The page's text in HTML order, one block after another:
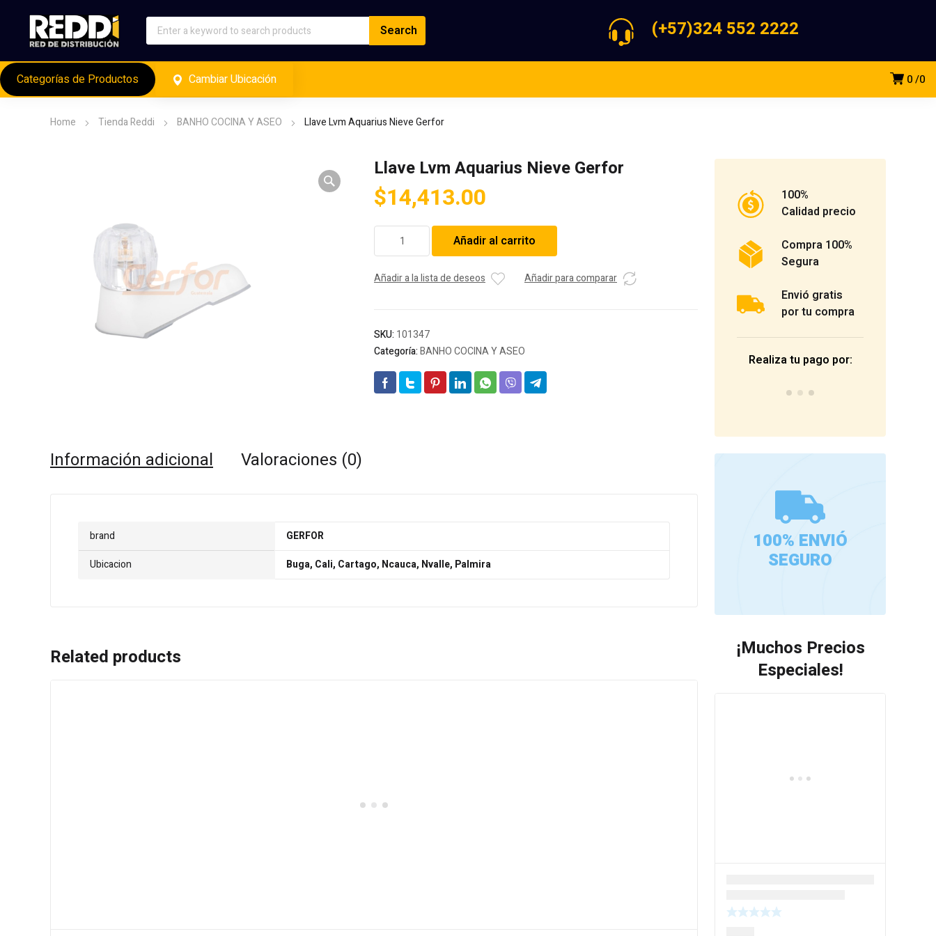
(+57)324 552 2222
Categorías de Productos Cambiar Ubicación 0 0
Home Tienda Reddi BANHO COCINA Y ASEO Llave Lvm Aquarius Nieve Gerfor
Llave Lvm Aquarius Nieve Gerfor
$14,413.00
Nieve
Añadir al carrito
Añadir a la lista de deseos Añadir para comparar
SKU: 101347
Categoría:BANHO COCINA Y ASEO
Información adicional Valoraciones (0)
brand
GERFOR
Ubicacion
Buga, Cali, Cartago, Ncauca, Nvalle, Palmira
Related products
100%
Calidad precio
Compra 100%
Segura
Envió gratis
por tu compra
Realiza tu pago por:
100% ENVIÓ
SEGURO
¡Muchos Precios
Especiales!